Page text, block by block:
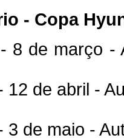
- Copa
8 de março -
12 de abril -
3 de maio -